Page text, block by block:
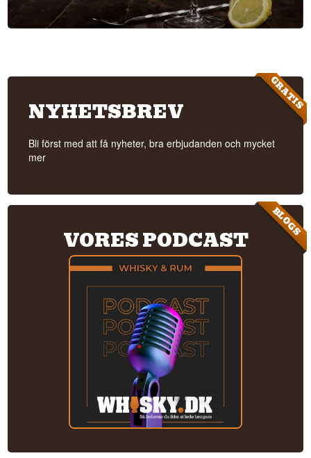
GRATIS
NYHETSBREV
Bli först med att få nyheter, bra erbjudanden och mycket
mer
BLOGS
VORES PODCAST